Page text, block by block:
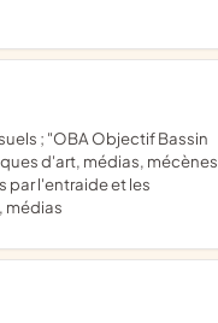
d'art, médias, mécènes
par l'entraide et les
médias